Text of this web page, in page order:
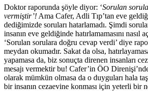
Doktor raporunda şöyle diyor: ‘Sorulan
vermiştir’! Ama Cafer, Adli Tıp’tan eve
dediğimizde soruları hatarlamadı. Şimdi
insanın eve geldiğinde hatırlamamasını nasıl
‘Sorulan sorulara doğru cevap verdi’ diye
meydan okumadır. Sakat da olsa,
yapamasa da, biz sonuçta direnen insanları
mesajı vermektir bu! Cafer’in ÖO
olarak mümkün olmasa da o duyguları hala
bir insanın cezaevine konması için yeterli bir